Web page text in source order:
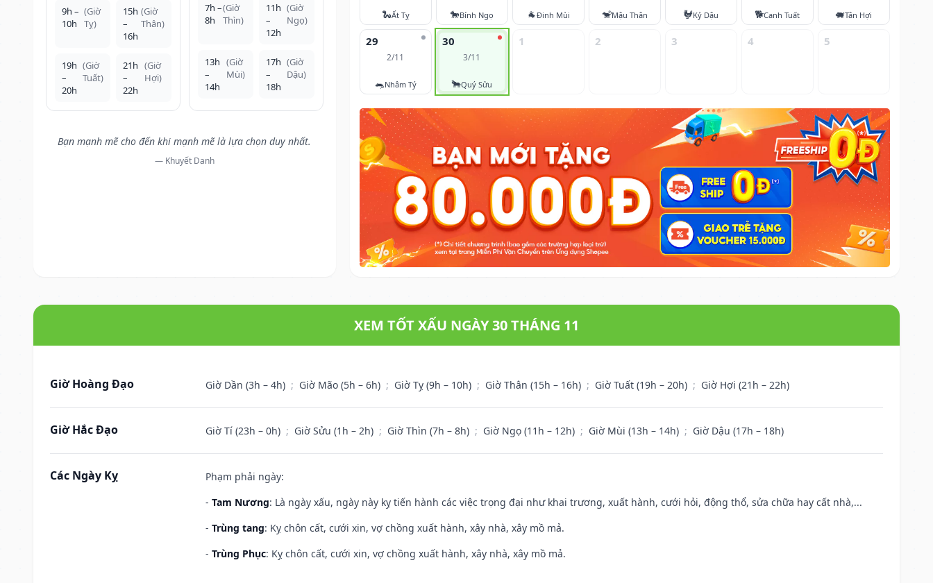
9h –
10h
(Giờ
Tỵ)
15h
–
16h
(Giờ
Thân)
19h
–
20h
(Giờ
Tuất)
21h
–
22h
(Giờ
Hợi)
7h –
8h
(Giờ
Thìn)
11h
–
12h
(Giờ
Ngọ)
13h
–
14h
(Giờ
Mùi)
17h
–
18h
(Giờ
Dậu)
Bạn mạnh mẽ cho đến khi mạnh mẽ là lựa chọn duy nhất.
— Khuyết Danh
🐍Ất Tỵ 🐎Bính Ngọ 🐐Đinh Mùi 🐒Mậu Thân 🐓Kỷ Dậu 🐕Canh Tuất 🐖Tân Hợi
29
2/11
🐀Nhâm Tý
30
3/11
🐂Quý Sửu
1 2 3 4 5
XEM TỐT XẤU NGÀY 30 THÁNG 11
Giờ Hoàng Đạo Giờ Dần (3h – 4h) ; Giờ Mão (5h – 6h) ; Giờ Tỵ (9h – 10h) ; Giờ Thân (15h – 16h) ; Giờ Tuất (19h – 20h) ; Giờ Hợi (21h – 22h)
Giờ Hắc Đạo Giờ Tí (23h – 0h) ; Giờ Sửu (1h – 2h) ; Giờ Thìn (7h – 8h) ; Giờ Ngọ (11h – 12h) ; Giờ Mùi (13h – 14h) ; Giờ Dậu (17h – 18h)
Các Ngày Kỵ
Phạm phải ngày:
- Tam Nương: Là ngày xấu, ngày này kỵ tiến hành các việc trọng đại như khai trương, xuất hành, cưới hỏi, động thổ, sửa chữa hay cất nhà,...
- Trùng tang: Kỵ chôn cất, cưới xin, vợ chồng xuất hành, xây nhà, xây mồ mả.
- Trùng Phục: Kỵ chôn cất, cưới xin, vợ chồng xuất hành, xây nhà, xây mồ mả.